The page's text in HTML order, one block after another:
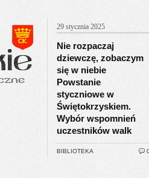
29 stycznia 2025
Nie rozpaczaj
dziewczę, zobaczym
się w niebie
Powstanie
styczniowe w
Świętokrzyskiem.
Wybór wspomnień
uczestników walk
BIBLIOTEKA